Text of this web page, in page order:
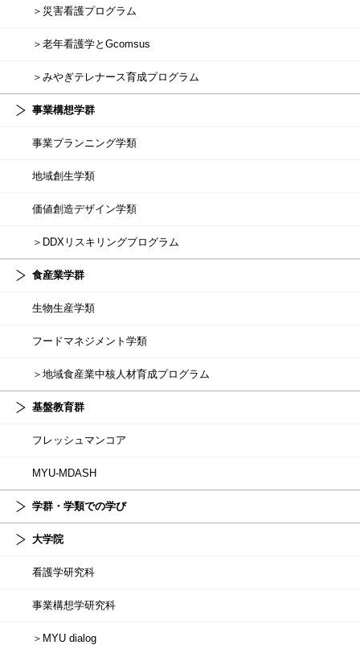
＞災害看護プログラム
＞老年看護学とGcomsus
＞みやぎテレナース育成プログラム
事業構想学群
事業プランニング学類
地域創生学類
価値創造デザイン学類
＞DDXリスキリングプログラム
食産業学群
生物生産学類
フードマネジメント学類
＞地域食産業中核人材育成プログラム
基盤教育群
フレッシュマンコア
MYU-MDASH
学群・学類での学び
大学院
看護学研究科
事業構想学研究科
＞MYU dialog